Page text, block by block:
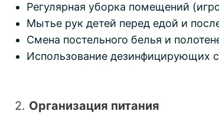
Регулярная уборка помещений
Мытье рук детей перед едой и
Смена постельного белья и
Использование дезинфицирующих
2. Организация питания